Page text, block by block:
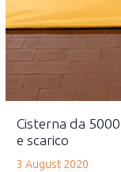
Cisterna da
e scarico
3 August 2020